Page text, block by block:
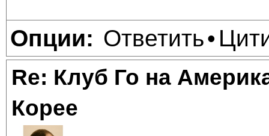
Опции: Ответить•
Re: Клуб Го на
Корее